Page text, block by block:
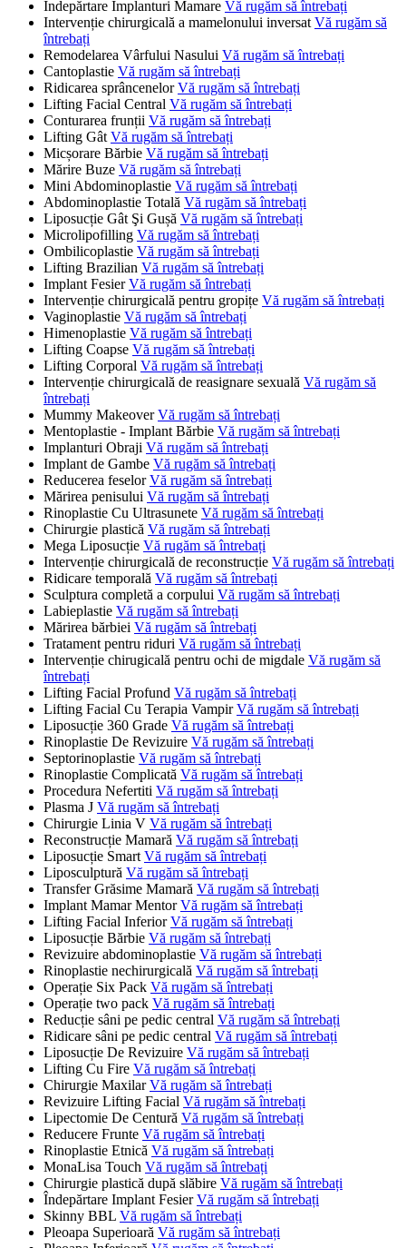
Îndepărtare Implanturi Mamare Vă rugăm să întrebați
Intervenție chirurgicală a mamelonului inversat Vă rugăm să
întrebați
Remodelarea Vârfului Nasului Vă rugăm să întrebați
Cantoplastie Vă rugăm să întrebați
Ridicarea sprâncenelor Vă rugăm să întrebați
Lifting Facial Central Vă rugăm să întrebați
Conturarea frunții Vă rugăm să întrebați
Lifting Gât Vă rugăm să întrebați
Micșorare Bărbie Vă rugăm să întrebați
Mărire Buze Vă rugăm să întrebați
Mini Abdominoplastie Vă rugăm să întrebați
Abdominoplastie Totală Vă rugăm să întrebați
Liposucție Gât Şi Gușă Vă rugăm să întrebați
Microlipofilling Vă rugăm să întrebați
Ombilicoplastie Vă rugăm să întrebați
Lifting Brazilian Vă rugăm să întrebați
Implant Fesier Vă rugăm să întrebați
Intervenție chirurgicală pentru gropițe Vă rugăm să întrebați
Vaginoplastie Vă rugăm să întrebați
Himenoplastie Vă rugăm să întrebați
Lifting Coapse Vă rugăm să întrebați
Lifting Corporal Vă rugăm să întrebați
Intervenție chirurgicală de reasignare sexuală Vă rugăm să
întrebați
Mummy Makeover Vă rugăm să întrebați
Mentoplastie - Implant Bărbie Vă rugăm să întrebați
Implanturi Obraji Vă rugăm să întrebați
Implant de Gambe Vă rugăm să întrebați
Reducerea feselor Vă rugăm să întrebați
Mărirea penisului Vă rugăm să întrebați
Rinoplastie Cu Ultrasunete Vă rugăm să întrebați
Chirurgie plastică Vă rugăm să întrebați
Mega Liposucție Vă rugăm să întrebați
Intervenție chirurgicală de reconstrucție Vă rugăm să întrebați
Ridicare temporală Vă rugăm să întrebați
Sculptura completă a corpului Vă rugăm să întrebați
Labieplastie Vă rugăm să întrebați
Mărirea bărbiei Vă rugăm să întrebați
Tratament pentru riduri Vă rugăm să întrebați
Intervenție chirugicală pentru ochi de migdale Vă rugăm să
întrebați
Lifting Facial Profund Vă rugăm să întrebați
Lifting Facial Cu Terapia Vampir Vă rugăm să întrebați
Liposucție 360 Grade Vă rugăm să întrebați
Rinoplastie De Revizuire Vă rugăm să întrebați
Septorinoplastie Vă rugăm să întrebați
Rinoplastie Complicată Vă rugăm să întrebați
Procedura Nefertiti Vă rugăm să întrebați
Plasma J Vă rugăm să întrebați
Chirurgie Linia V Vă rugăm să întrebați
Reconstrucție Mamară Vă rugăm să întrebați
Liposucție Smart Vă rugăm să întrebați
Liposculptură Vă rugăm să întrebați
Transfer Grăsime Mamară Vă rugăm să întrebați
Implant Mamar Mentor Vă rugăm să întrebați
Lifting Facial Inferior Vă rugăm să întrebați
Liposucție Bărbie Vă rugăm să întrebați
Revizuire abdominoplastie Vă rugăm să întrebați
Rinoplastie nechirurgicală Vă rugăm să întrebați
Operație Six Pack Vă rugăm să întrebați
Operație two pack Vă rugăm să întrebați
Reducție sâni pe pedic central Vă rugăm să întrebați
Ridicare sâni pe pedic central Vă rugăm să întrebați
Liposucție De Revizuire Vă rugăm să întrebați
Lifting Cu Fire Vă rugăm să întrebați
Chirurgie Maxilar Vă rugăm să întrebați
Revizuire Lifting Facial Vă rugăm să întrebați
Lipectomie De Centură Vă rugăm să întrebați
Reducere Frunte Vă rugăm să întrebați
Rinoplastie Etnică Vă rugăm să întrebați
MonaLisa Touch Vă rugăm să întrebați
Chirurgie plastică după slăbire Vă rugăm să întrebați
Îndepărtare Implant Fesier Vă rugăm să întrebați
Skinny BBL Vă rugăm să întrebați
Pleoapa Superioară Vă rugăm să întrebați